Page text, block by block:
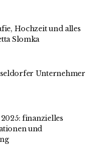
Hochzeit und alles
Slomka
Unternehmer
finanzielles
und